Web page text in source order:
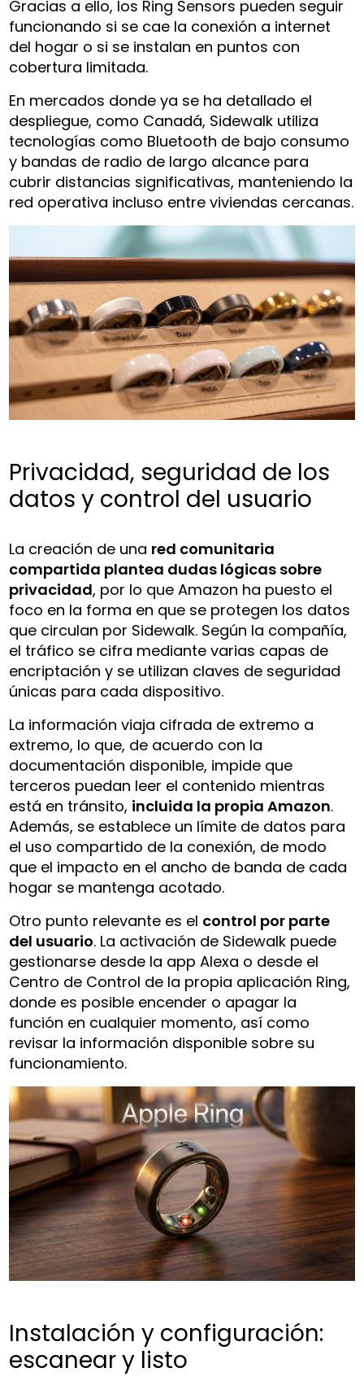
Gracias a ello, los Ring Sensors pueden seguir
funcionando si se cae la conexión a internet
del hogar o si se instalan en puntos con
cobertura limitada.
En mercados donde ya se ha detallado el
despliegue, como Canadá, Sidewalk utiliza
tecnologías como Bluetooth de bajo consumo
y bandas de radio de largo alcance para
cubrir distancias significativas, manteniendo la
red operativa incluso entre viviendas cercanas.
Privacidad, seguridad de los
datos y control del usuario
La creación de una red comunitaria
compartida plantea dudas lógicas sobre
privacidad, por lo que Amazon ha puesto el
foco en la forma en que se protegen los datos
que circulan por Sidewalk. Según la compañía,
el tráfico se cifra mediante varias capas de
encriptación y se utilizan claves de seguridad
únicas para cada dispositivo.
La información viaja cifrada de extremo a
extremo, lo que, de acuerdo con la
documentación disponible, impide que
terceros puedan leer el contenido mientras
está en tránsito, incluida la propia Amazon.
Además, se establece un límite de datos para
el uso compartido de la conexión, de modo
que el impacto en el ancho de banda de cada
hogar se mantenga acotado.
Otro punto relevante es el control por parte
del usuario. La activación de Sidewalk puede
gestionarse desde la app Alexa o desde el
Centro de Control de la propia aplicación Ring,
donde es posible encender o apagar la
función en cualquier momento, así como
revisar la información disponible sobre su
funcionamiento.
Instalación y configuración:
escanear y listo